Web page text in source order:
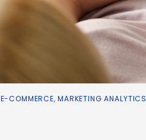
E-COMMERCE,MARKETING ANALYTICS